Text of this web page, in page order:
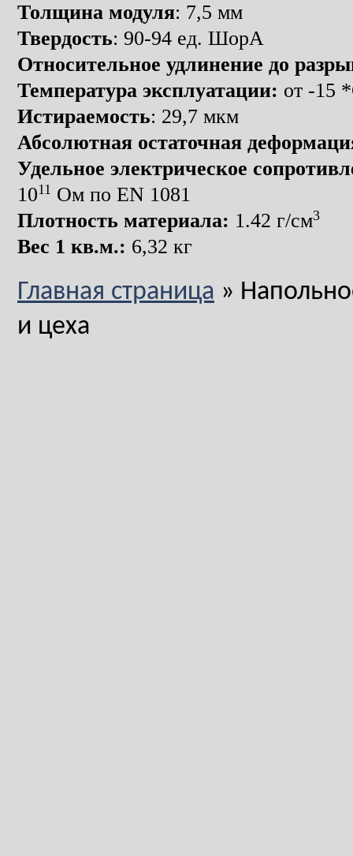
Толщина модуля: 7,5 мм
Твердость: 90-94 ед. ШорА
Относительное удлинение до
Температура эксплуатации: от -15
Истираемость: 29,7 мкм
Абсолютная остаточная
Удельное электрическое
1011 Ом по EN 1081
Плотность материала: 1.42 г/см3
Вес 1 кв.м.: 6,32 кг
Главная страница »
и цеха